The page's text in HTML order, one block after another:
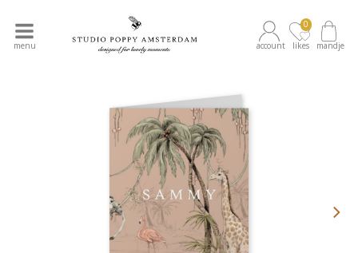
menu account likes
0
mandje